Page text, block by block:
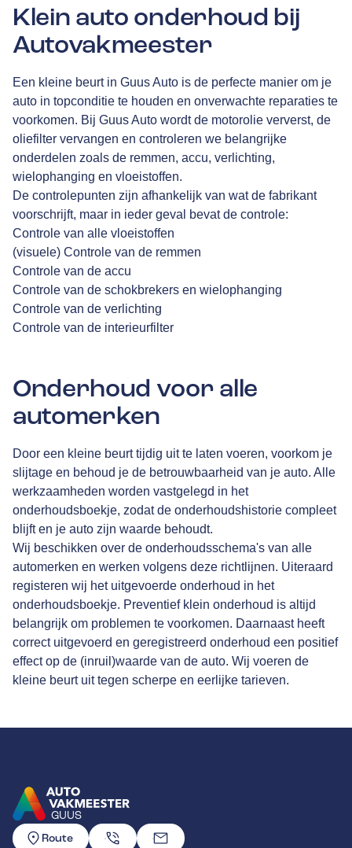
Klein auto onderhoud bij
Autovakmeester
Een kleine beurt in Guus Auto is de perfecte manier om je
auto in topconditie te houden en onverwachte reparaties te
voorkomen. Bij Guus Auto wordt de motorolie ververst, de
oliefilter vervangen en controleren we belangrijke
onderdelen zoals de remmen, accu, verlichting,
wielophanging en vloeistoffen.
De controlepunten zijn afhankelijk van wat de fabrikant
voorschrijft, maar in ieder geval bevat de controle:
Controle van alle vloeistoffen
(visuele) Controle van de remmen
Controle van de accu
Controle van de schokbrekers en wielophanging
Controle van de verlichting
Controle van de interieurfilter
Onderhoud voor alle
automerken
Door een kleine beurt tijdig uit te laten voeren, voorkom je
slijtage en behoud je de betrouwbaarheid van je auto. Alle
werkzaamheden worden vastgelegd in het
onderhoudsboekje, zodat de onderhoudshistorie compleet
blijft en je auto zijn waarde behoudt.
Wij beschikken over de onderhoudsschema's van alle
automerken en werken volgens deze richtlijnen. Uiteraard
registeren wij het uitgevoerde onderhoud in het
onderhoudsboekje. Preventief klein onderhoud is altijd
belangrijk om problemen te voorkomen. Daarnaast heeft
correct uitgevoerd en geregistreerd onderhoud een positief
effect op de (inruil)waarde van de auto. Wij voeren de
kleine beurt uit tegen scherpe en eerlijke tarieven.
GUUS
GA NAAR DE HOMEPAGINA
Route